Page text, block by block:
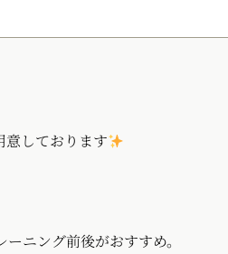
しております
ニング前後がおすすめ。